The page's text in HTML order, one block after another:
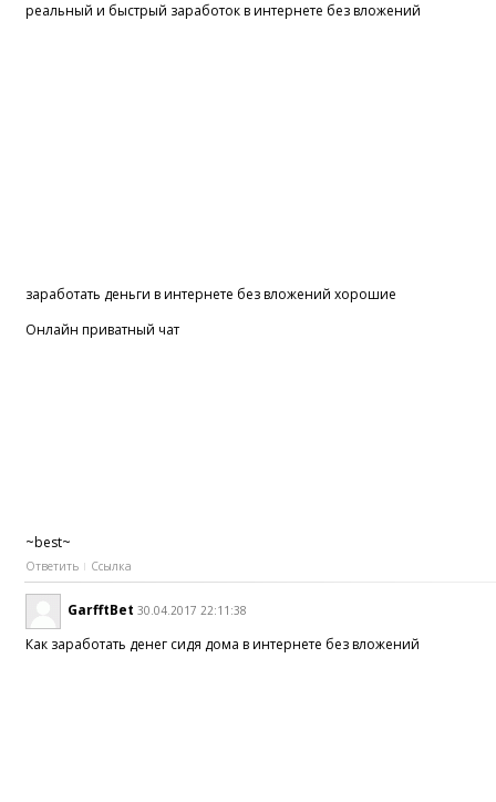
реальный и быстрый заработок в интернете без вложений
заработать деньги в интернете без вложений хорошие
Онлайн приватный чат
~best~
Ответить Ссылка
GarfftBet 30.04.2017 22:11:38
Как заработать денег сидя дома в интернете без вложений